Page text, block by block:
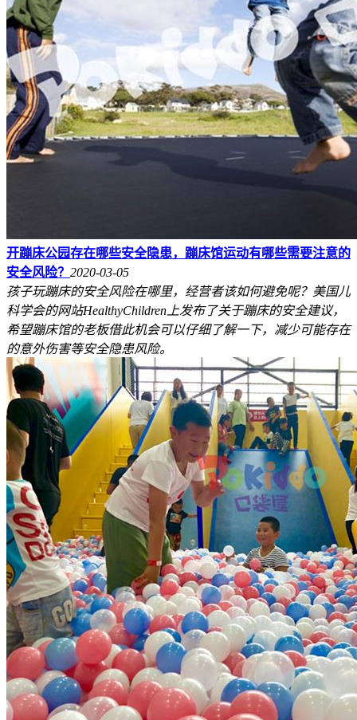
开蹦床公园存在哪些安全隐患，蹦床馆运动有哪些需要注意的
安全风险？ 2020-03-05
孩子玩蹦床的安全风险在哪里，经营者该如何避免呢？美国儿
科学会的网站HealthyChildren上发布了关于蹦床的安全建议，
希望蹦床馆的老板借此机会可以仔细了解一下，减少可能存在
的意外伤害等安全隐患风险。